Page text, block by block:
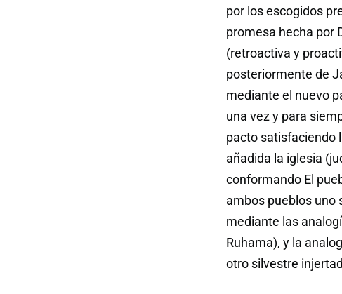
por los escogidos
promesa hecha por
(retroactiva y
posteriormente de
mediante el nuevo
una vez y para
pacto satisfaciendo
añadida la iglesia
conformando El
ambos pueblos uno
mediante las
Ruhama), y la
otro silvestre